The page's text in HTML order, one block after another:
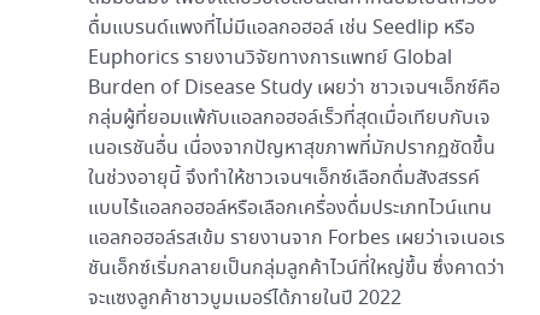
ดื่มแบรนด์แพงที่ไม่มีแอลกอฮอล์ เช่น Seedlip หรือ
Euphorics รายงานวิจัยทางการแพทย์ Global
Burden of Disease Study เผยว่า ชาวเจนฯเอ็กซ์คือ
กลุ่มผู้ที่ยอมแพ้กับแอลกอฮอล์เร็วที่สุดเมื่อเทียบกับเจ
เนอเรชันอื่น เนื่องจากปัญหาสุขภาพที่มักปรากฏชัดขึ้น
ในช่วงอายุนี้ จึงทำให้ชาวเจนฯเอ็กซ์เลือกดื่มสังสรรค์
แบบไร้แอลกอฮอล์หรือเลือกเครื่องดื่มประเภทไวน์แทน
แอลกอฮอล์รสเข้ม รายงานจาก Forbes เผยว่าเจเนอเร
ชันเอ็กซ์เริ่มกลายเป็นกลุ่มลูกค้าไวน์ที่ใหญ่ขึ้น ซึ่งคาดว่า
จะแซงลูกค้าชาวบูมเมอร์ได้ภายในปี 2022